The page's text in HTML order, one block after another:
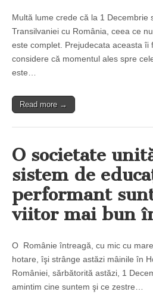
Multă lume crede că la 1 Decembrie
Transilvaniei cu România, ceea ce
este complet. Prejudecata aceasta îi
considere că momentul ales spre
este…
Read more →
O societate
sistem de
performant
viitor mai bun
O Românie întreagă, cu mic cu
hotare, îşi strânge astăzi mâinile în
României, sărbătorită astăzi, 1
amintim cine suntem şi ce zestre…